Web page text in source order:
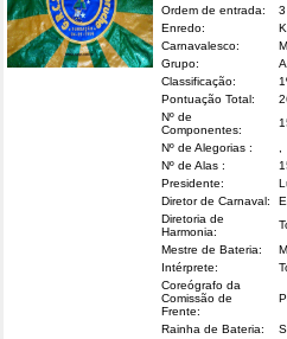
Ordem de entrada:
3
Enredo:
Carnavalesco:
Grupo:
Classificação:
Pontuação Total:
Nº de
Componentes:
Nº de Alegorias :
Nº de Alas :
Presidente:
Diretor de Carnaval:
Diretoria de
Harmonia:
Mestre de Bateria:
Intérprete:
Coreógrafo da
Comissão de
Frente:
Rainha de Bateria: